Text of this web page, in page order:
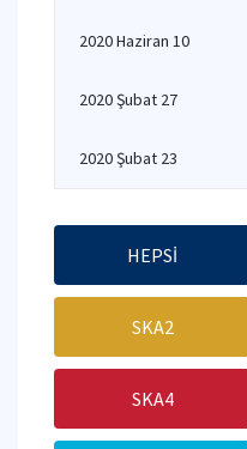
2020 Haziran 10
2020 Şubat 27
2020 Şubat 23
HEPSİ
SKA2
SKA4